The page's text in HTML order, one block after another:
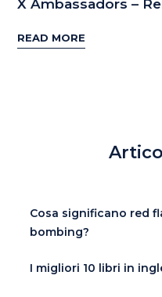
X Ambassadors –
READ MORE
Cosa significano red
bombing?
I migliori 10 libri in